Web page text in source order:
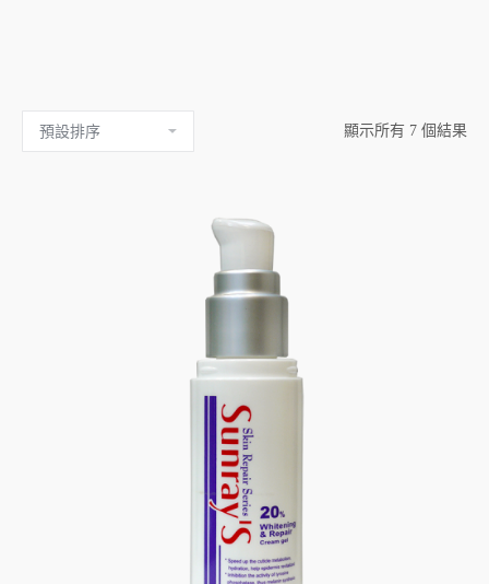
顯示所有 7 個結果